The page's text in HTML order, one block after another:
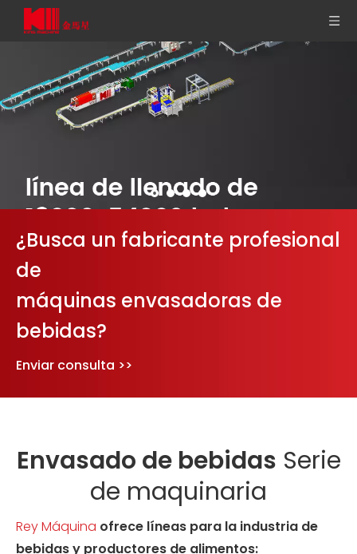
¿Busca un fabricante profesional
de
máquinas envasadoras de
bebidas?
Enviar consulta >>
Envasado de bebidas Serie
de maquinaria
Rey Máquina ofrece líneas para la industria de
bebidas y productores de alimentos: